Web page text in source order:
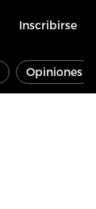
Inscribirse
Opiniones